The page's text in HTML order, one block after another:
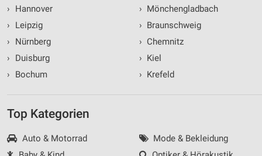
›
Hannover
›
Leipzig
›
Nürnberg
›
Duisburg
›
Bochum
› Mönchengladbach
› Braunschweig
› Chemnitz
› Kiel
› Krefeld
Top Kategorien
Auto & Motorrad
Mode & Bekleidung